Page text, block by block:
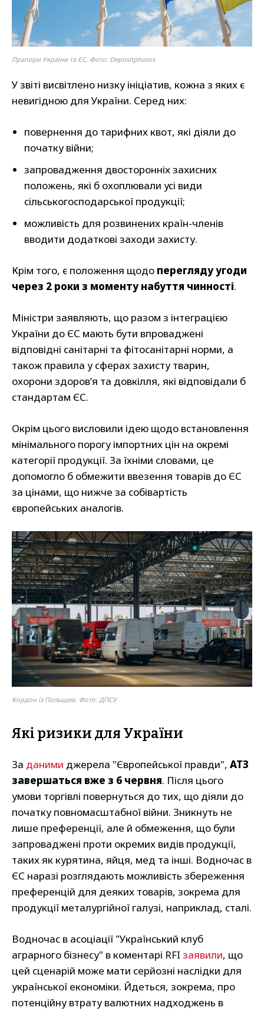
Прапори України та ЄС. Фото: Depositphotos
У звіті висвітлено низку ініціатив, кожна з яких є
невигідною для України. Серед них:
повернення до тарифних квот, які діяли до
початку війни;
запровадження двосторонніх захисних
положень, які б охоплювали усі види
сільськогосподарської продукції;
можливість для розвинених країн-членів
вводити додаткові заходи захисту.
Крім того, є положення щодо перегляду угоди
через 2 роки з моменту набуття чинності.
Міністри заявляють, що разом з інтеграцією
України до ЄС мають бути впроваджені
відповідні санітарні та фітосанітарні норми, а
також правила у сферах захисту тварин,
охорони здоров’я та довкілля, які відповідали б
стандартам ЄС.
Окрім цього висловили ідею щодо встановлення
мінімального порогу імпортних цін на окремі
категорії продукції. За їхніми словами, це
допомогло б обмежити ввезення товарів до ЄС
за цінами, що нижче за собівартість
європейських аналогів.
Кордон із Польщею. Фото: ДПСУ
Які ризики для України
За даними джерела "Європейської правди", АТЗ
завершаться вже з 6 червня. Після цього
умови торгівлі повернуться до тих, що діяли до
початку повномасштабної війни. Зникнуть не
лише преференції, але й обмеження, що були
запроваджені проти окремих видів продукції,
таких як курятина, яйця, мед та інші. Водночас в
ЄС наразі розглядають можливість збереження
преференцій для деяких товарів, зокрема для
продукції металургійної галузі, наприклад, сталі.
Водночас в асоціації "Український клуб
аграрного бізнесу" в коментарі RFI заявили, що
цей сценарій може мати серйозні наслідки для
української економіки. Йдеться, зокрема, про
потенційну втрату валютних надходжень в